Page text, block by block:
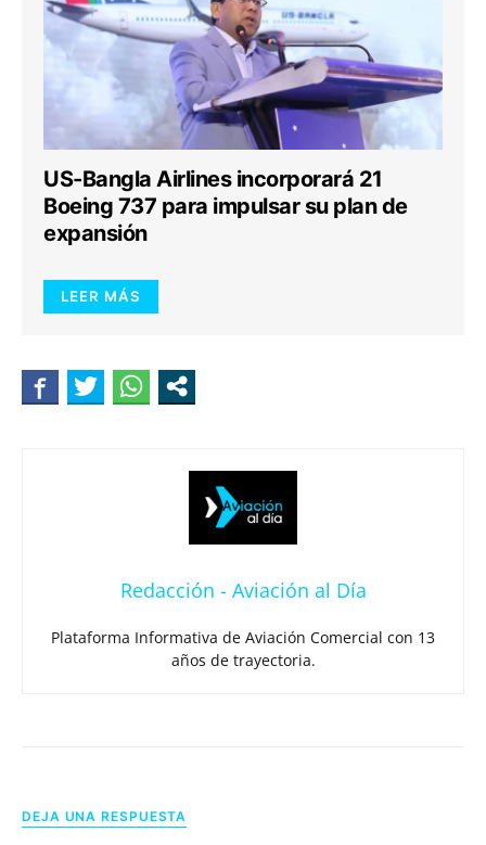
US-Bangla Airlines incorporará 21
Boeing 737 para impulsar su plan de
expansión
LEER MÁS
Redacción - Aviación al Día
Plataforma Informativa de Aviación Comercial con 13
años de trayectoria.
DEJA UNA RESPUESTA